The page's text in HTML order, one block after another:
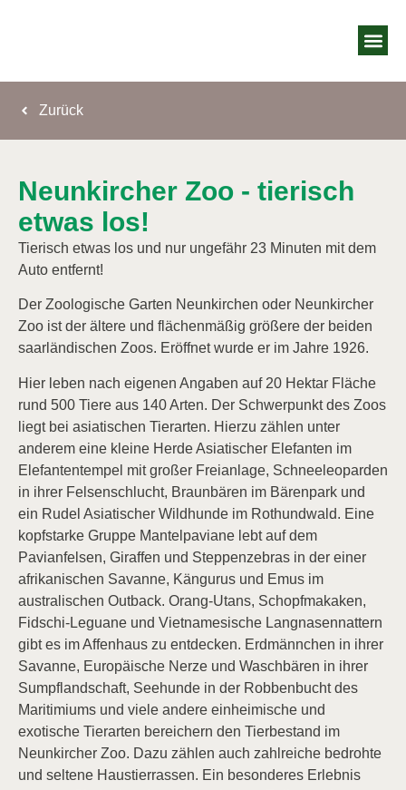
Zurück
Neunkircher Zoo - tierisch
etwas los!
Tierisch etwas los und nur ungefähr 23 Minuten mit dem
Auto entfernt!
Der Zoologische Garten Neunkirchen oder Neunkircher
Zoo ist der ältere und flächenmäßig größere der beiden
saarländischen Zoos. Eröffnet wurde er im Jahre 1926.
Hier leben nach eigenen Angaben auf 20 Hektar Fläche
rund 500 Tiere aus 140 Arten. Der Schwerpunkt des Zoos
liegt bei asiatischen Tierarten. Hierzu zählen unter
anderem eine kleine Herde Asiatischer Elefanten im
Elefantentempel mit großer Freianlage, Schneeleoparden
in ihrer Felsenschlucht, Braunbären im Bärenpark und
ein Rudel Asiatischer Wildhunde im Rothundwald. Eine
kopfstarke Gruppe Mantelpaviane lebt auf dem
Pavianfelsen, Giraffen und Steppenzebras in der einer
afrikanischen Savanne, Kängurus und Emus im
australischen Outback. Orang-Utans, Schopfmakaken,
Fidschi-Leguane und Vietnamesische Langnasennattern
gibt es im Affenhaus zu entdecken. Erdmännchen in ihrer
Savanne, Europäische Nerze und Waschbären in ihrer
Sumpflandschaft, Seehunde in der Robbenbucht des
Maritimiums und viele andere einheimische und
exotische Tierarten bereichern den Tierbestand im
Neunkircher Zoo. Dazu zählen auch zahlreiche bedrohte
und seltene Haustierrassen. Ein besonderes Erlebnis